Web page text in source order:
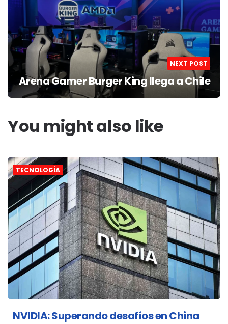
NEXT POST
Arena Gamer Burger King llega a Chile
You might also like
TECNOLOGÍA
NVIDIA: Superando desafíos en China